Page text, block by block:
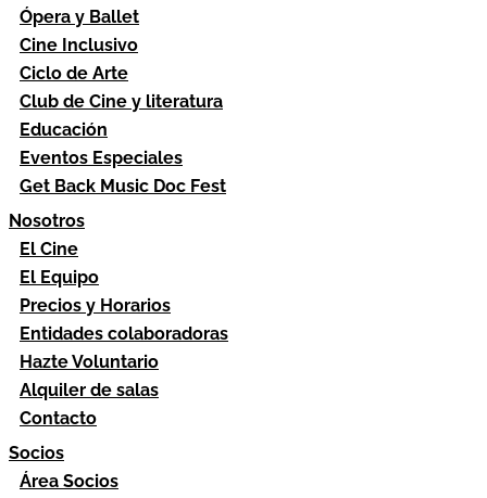
Ópera y Ballet
Cine Inclusivo
Ciclo de Arte
Club de Cine y literatura
Educación
Eventos Especiales
Get Back Music Doc Fest
Nosotros
El Cine
El Equipo
Precios y Horarios
Entidades colaboradoras
Hazte Voluntario
Alquiler de salas
Contacto
Socios
Área Socios